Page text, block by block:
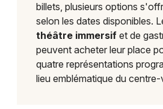
billets, plusieurs options
selon les dates disponibles.
théâtre immersif et de
peuvent acheter leur place
quatre représentations
lieu emblématique du